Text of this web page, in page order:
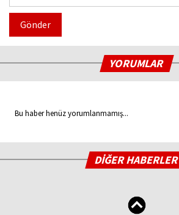
Gönder
YORUMLAR
Bu haber henüz yorumlanmamış...
DİĞER HABERLER